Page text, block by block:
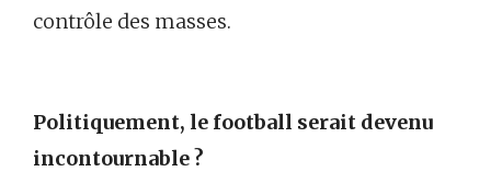
contrôle des masses.
Politiquement, le football serait devenu
incontournable ?